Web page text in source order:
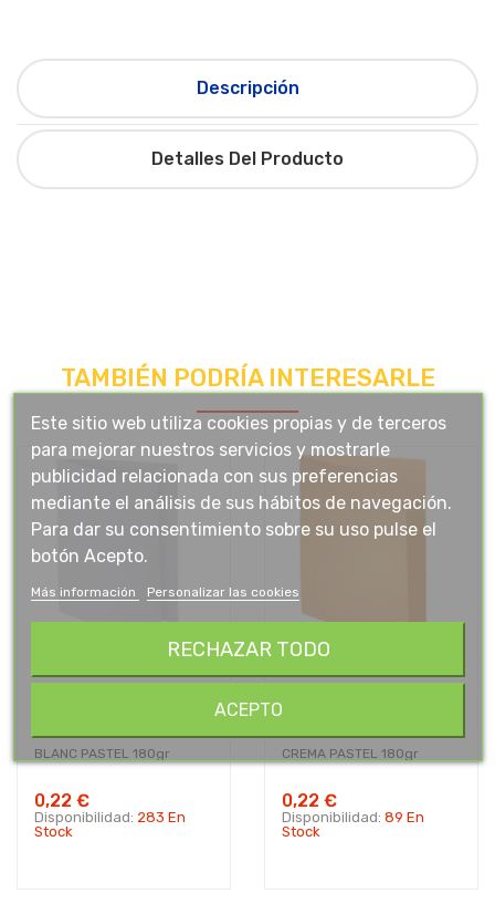
Descripción
Detalles Del Producto
TAMBIÉN PODRÍA INTERESARLE
BLANC PASTEL 180gr
0,22 €
Disponibilidad: 283 En
Stock
CREMA PASTEL 180gr
0,22 €
Disponibilidad: 89 En
Stock
Este sitio web utiliza cookies propias y de terceros
para mejorar nuestros servicios y mostrarle
publicidad relacionada con sus preferencias
mediante el análisis de sus hábitos de navegación.
Para dar su consentimiento sobre su uso pulse el
botón Acepto.
Más información Personalizar las cookies
RECHAZAR TODO
ACEPTO